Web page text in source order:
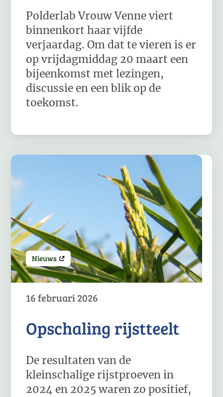
Polderlab Vrouw Venne viert
binnenkort haar vijfde
verjaardag. Om dat te vieren is er
op vrijdagmiddag 20 maart een
bijeenkomst met lezingen,
discussie en een blik op de
toekomst.
Nieuws
16 februari 2026
Opschaling rijstteelt
De resultaten van de
kleinschalige rijstproeven in
2024 en 2025 waren zo positief,